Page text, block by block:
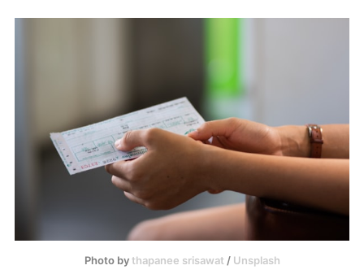
Photo by thapanee srisawat / Unsplash